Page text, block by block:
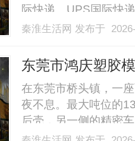
际快递、UPS国际快
SAL、海运水陆路业
口中国价格DHL国际
秦淮生活网 发布于
东莞市鸿庆塑胶
在东莞市桥头镇，一
夜不息。最大吨位的
后壳，另一侧的精密
的精度切削着一副耳